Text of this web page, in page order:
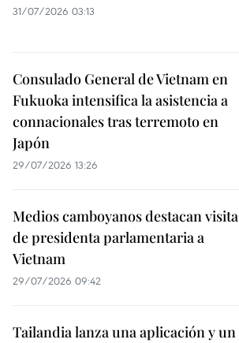
31/07/2026 03:13
Consulado General de Vietnam en
Fukuoka intensifica la asistencia a
connacionales tras terremoto en
Japón
29/07/2026 13:26
Medios camboyanos destacan visita
de presidenta parlamentaria a
Vietnam
29/07/2026 09:42
Tailandia lanza una aplicación y un